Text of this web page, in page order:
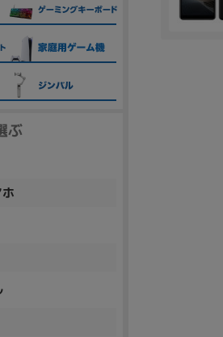
ぶ
」となります。